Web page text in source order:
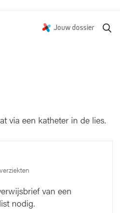
Jouw dossier
via een katheter in de lies.
van een
nodig.